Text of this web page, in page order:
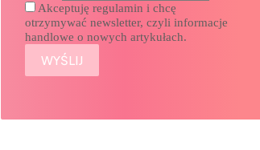
Akceptuję regulamin i chcę
otrzymywać newsletter, czyli informacje
handlowe o nowych artykułach.